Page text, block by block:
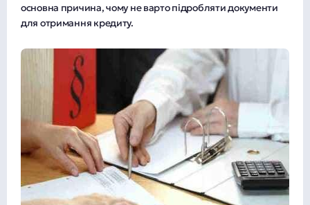
основна причина, чому не варто підробляти документи
для отримання кредиту.